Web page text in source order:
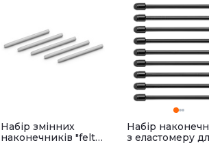
Набір змінних
наконечників "felt
Набір
з еластомеру